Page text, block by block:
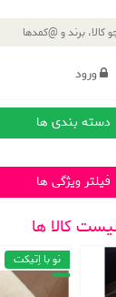
ورود
دسته بندی ها
فیلتر ویژگی ها
کالا ها
نو با اِتیکت